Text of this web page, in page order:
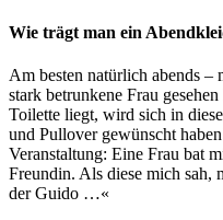
Wie trägt man ein
Am besten natürlich abends
stark betrunkene Frau
Toilette liegt, wird sich in
und Pullover gewünscht
Veranstaltung: Eine Frau bat
Freundin. Als diese mich sah,
der Guido …«